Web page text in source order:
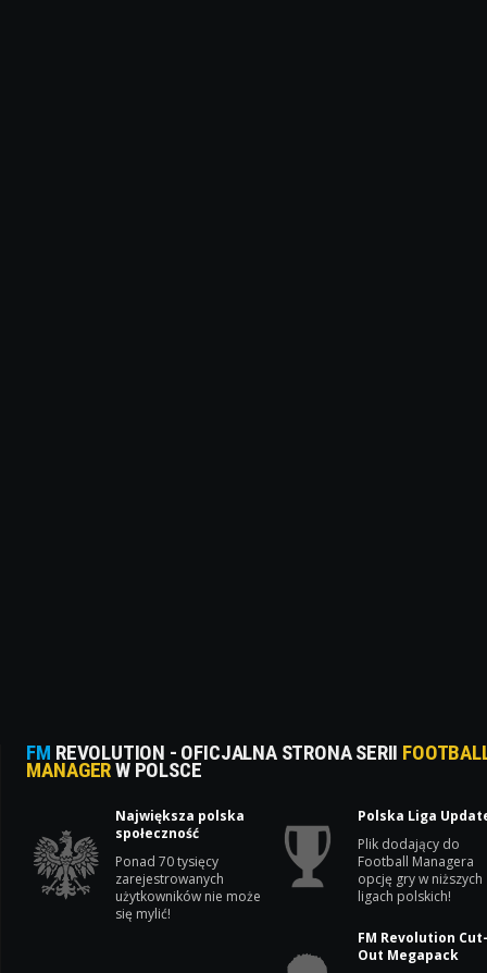
FM REVOLUTION - OFICJALNA STRONA SERII
MANAGERW POLSCE
Największa polska
społeczność
Ponad 70 tysięcy
zarejestrowanych
użytkowników nie może
się mylić!
Polska Liga
Plik dodający do
Football Managera
opcję gry w niższych
ligach polskich!
FM Revolution
Out Megapack